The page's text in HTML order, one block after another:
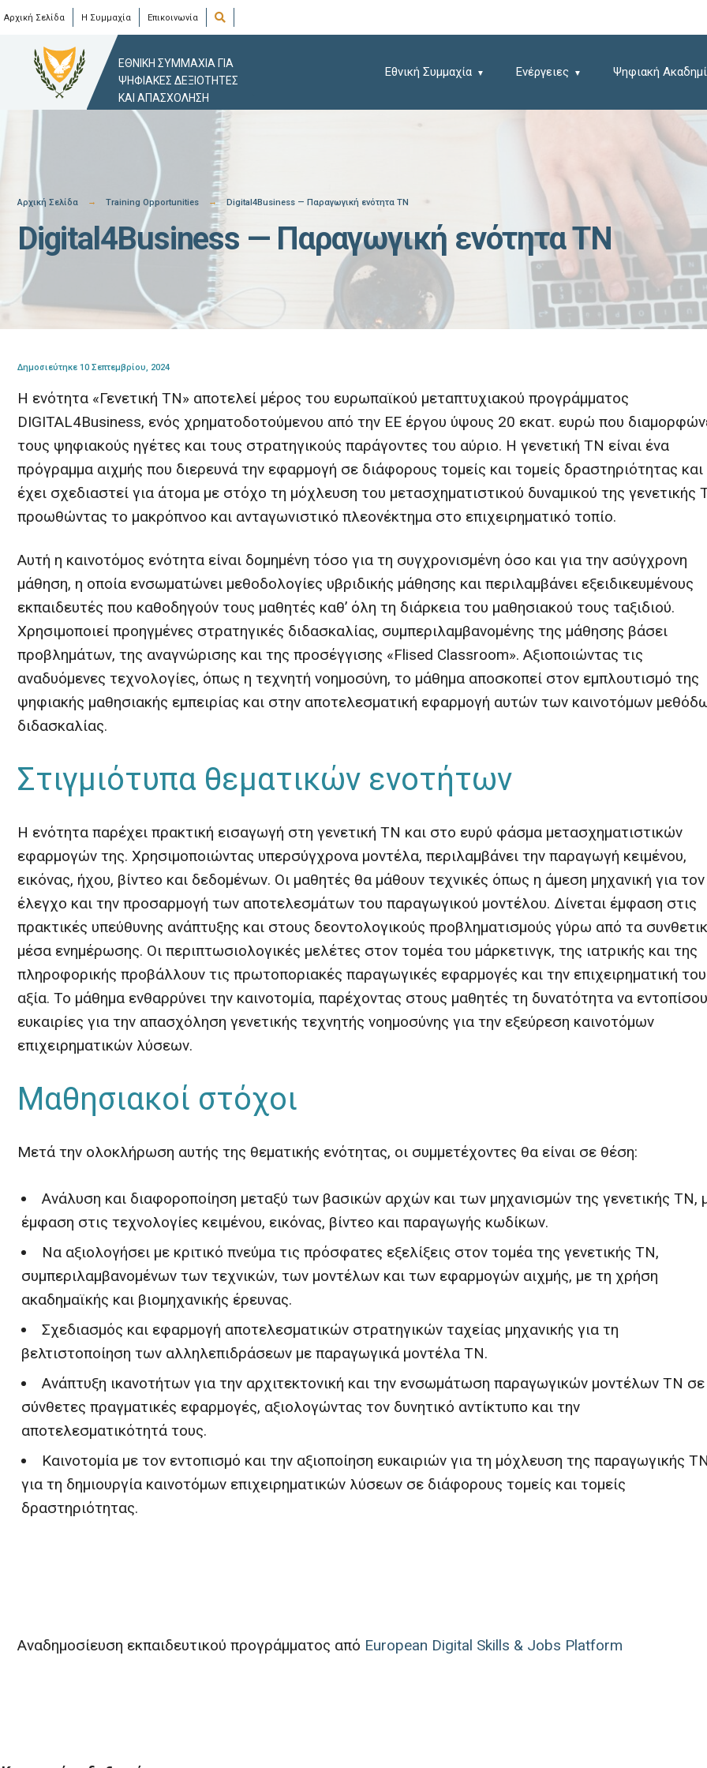
Skip
content
Αρχική Σελίδα Η Συμμαχία Επικοινωνία
Search
Window
ΕΘΝΙΚΗ ΣΥΜΜΑΧΙΑ ΓΙΑ
ΨΗΦΙΑΚΕΣ ΔΕΞΙΟΤΗΤΕΣ
ΚΑΙ ΑΠΑΣΧΟΛΗΣΗ
Εθνική Συμμαχία Ενέργειες Ψηφιακή
Αρχική Σελίδα Training Opportunities Digital4Business — Παραγωγική ενότητα ΤΝ
Digital4Business — Παραγωγική ενότητα ΤΝ
Δημοσιεύτηκε 10 Σεπτεμβρίου, 2024
Η ενότητα «Γενετική ΤΝ» αποτελεί μέρος του ευρωπαϊκού μεταπτυχιακού προγράμματος
DIGITAL4Business, ενός χρηματοδοτούμενου από την ΕΕ έργου ύψους 20 εκατ. ευρώ που
τους ψηφιακούς ηγέτες και τους στρατηγικούς παράγοντες του αύριο. Η γενετική ΤΝ είναι ένα
πρόγραμμα αιχμής που διερευνά την εφαρμογή σε διάφορους τομείς και τομείς δραστηριότητας και
έχει σχεδιαστεί για άτομα με στόχο τη μόχλευση του μετασχηματιστικού δυναμικού της γενετικής
προωθώντας το μακρόπνοο και ανταγωνιστικό πλεονέκτημα στο επιχειρηματικό τοπίο.
Αυτή η καινοτόμος ενότητα είναι δομημένη τόσο για τη συγχρονισμένη όσο και για την ασύγχρονη
μάθηση, η οποία ενσωματώνει μεθοδολογίες υβριδικής μάθησης και περιλαμβάνει εξειδικευμένους
εκπαιδευτές που καθοδηγούν τους μαθητές καθ’ όλη τη διάρκεια του μαθησιακού τους ταξιδιού.
Χρησιμοποιεί προηγμένες στρατηγικές διδασκαλίας, συμπεριλαμβανομένης της μάθησης βάσει
προβλημάτων, της αναγνώρισης και της προσέγγισης «Flised Classroom». Αξιοποιώντας τις
αναδυόμενες τεχνολογίες, όπως η τεχνητή νοημοσύνη, το μάθημα αποσκοπεί στον εμπλουτισμό της
ψηφιακής μαθησιακής εμπειρίας και στην αποτελεσματική εφαρμογή αυτών των καινοτόμων
διδασκαλίας.
Στιγμιότυπα θεματικών ενοτήτων
Η ενότητα παρέχει πρακτική εισαγωγή στη γενετική ΤΝ και στο ευρύ φάσμα μετασχηματιστικών
εφαρμογών της. Χρησιμοποιώντας υπερσύγχρονα μοντέλα, περιλαμβάνει την παραγωγή κειμένου,
εικόνας, ήχου, βίντεο και δεδομένων. Οι μαθητές θα μάθουν τεχνικές όπως η άμεση μηχανική για τον
έλεγχο και την προσαρμογή των αποτελεσμάτων του παραγωγικού μοντέλου. Δίνεται έμφαση στις
πρακτικές υπεύθυνης ανάπτυξης και στους δεοντολογικούς προβληματισμούς γύρω από τα
μέσα ενημέρωσης. Οι περιπτωσιολογικές μελέτες στον τομέα του μάρκετινγκ, της ιατρικής και της
πληροφορικής προβάλλουν τις πρωτοποριακές παραγωγικές εφαρμογές και την επιχειρηματική
αξία. Το μάθημα ενθαρρύνει την καινοτομία, παρέχοντας στους μαθητές τη δυνατότητα να
ευκαιρίες για την απασχόληση γενετικής τεχνητής νοημοσύνης για την εξεύρεση καινοτόμων
επιχειρηματικών λύσεων.
Μαθησιακοί στόχοι
Μετά την ολοκλήρωση αυτής της θεματικής ενότητας, οι συμμετέχοντες θα είναι σε θέση:
Ανάλυση και διαφοροποίηση μεταξύ των βασικών αρχών και των μηχανισμών της γενετικής ΤΝ,
έμφαση στις τεχνολογίες κειμένου, εικόνας, βίντεο και παραγωγής κωδίκων.
Να αξιολογήσει με κριτικό πνεύμα τις πρόσφατες εξελίξεις στον τομέα της γενετικής ΤΝ,
συμπεριλαμβανομένων των τεχνικών, των μοντέλων και των εφαρμογών αιχμής, με τη χρήση
ακαδημαϊκής και βιομηχανικής έρευνας.
Σχεδιασμός και εφαρμογή αποτελεσματικών στρατηγικών ταχείας μηχανικής για τη
βελτιστοποίηση των αλληλεπιδράσεων με παραγωγικά μοντέλα ΤΝ.
Ανάπτυξη ικανοτήτων για την αρχιτεκτονική και την ενσωμάτωση παραγωγικών μοντέλων ΤΝ σε
σύνθετες πραγματικές εφαρμογές, αξιολογώντας τον δυνητικό αντίκτυπο και την
αποτελεσματικότητά τους.
Καινοτομία με τον εντοπισμό και την αξιοποίηση ευκαιριών για τη μόχλευση της παραγωγικής
για τη δημιουργία καινοτόμων επιχειρηματικών λύσεων σε διάφορους τομείς και τομείς
δραστηριότητας.
Αναδημοσίευση εκπαιδευτικού προγράμματος από European Digital Skills & Jobs Platform